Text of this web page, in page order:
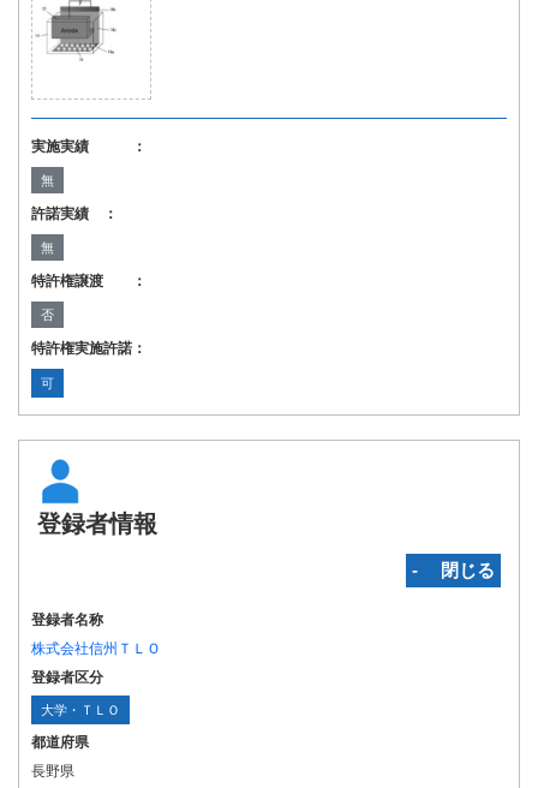
実施実績 ：
無
許諾実績 ：
無
特許権譲渡 ：
否
特許権実施許諾：
可
登録者情報
‐ 閉じる
登録者名称
株式会社信州ＴＬＯ
登録者区分
大学・ＴＬＯ
都道府県
長野県